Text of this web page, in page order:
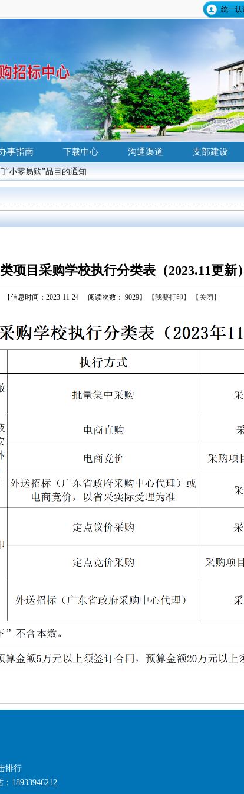
统一认
事指南 下载中心 沟通渠道 支部建设
“小零易购”品目的通知
项目采购学校执行分类表（2023.11更新
【信息时间： 2023-11-24 阅读次数： 9029】 【我要打印】 【关闭】
排行
18933946212